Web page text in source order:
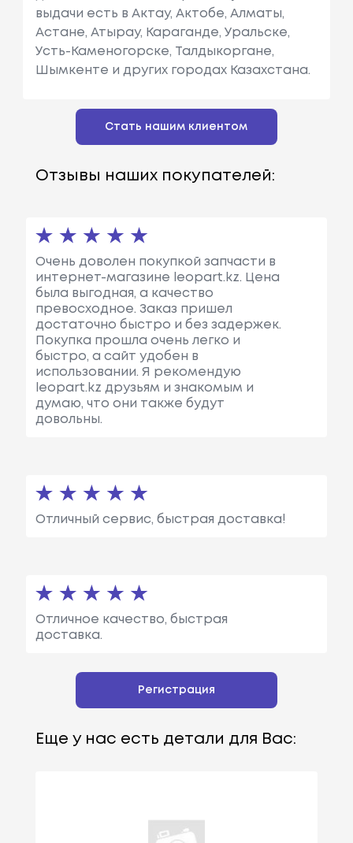
выдачи есть в Актау, Актобе, Алматы,
Астане, Атырау, Караганде, Уральске,
Усть-Каменогорске, Талдыкоргане,
Шымкенте и других городах Казахстана.
Стать нашим клиентом
Отзывы наших покупателей:
Очень доволен покупкой запчасти в
интернет-магазине leopart.kz. Цена
была выгодная, а качество
превосходное. Заказ пришел
достаточно быстро и без задержек.
Покупка прошла очень легко и
быстро, а сайт удобен в
использовании. Я рекомендую
leopart.kz друзьям и знакомым и
думаю, что они также будут
довольны.
Отличный сервис, быстрая доставка!
Отличное качество, быстрая
доставка.
Регистрация
Еще у нас есть детали для Вас: